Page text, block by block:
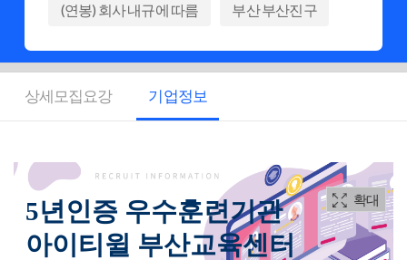
(연봉) 회사 내규에 따름 부산 부산진구
상세모집요강 기업정보
확대
5년인증 우수훈련기관
아이티윌 부산교육센터